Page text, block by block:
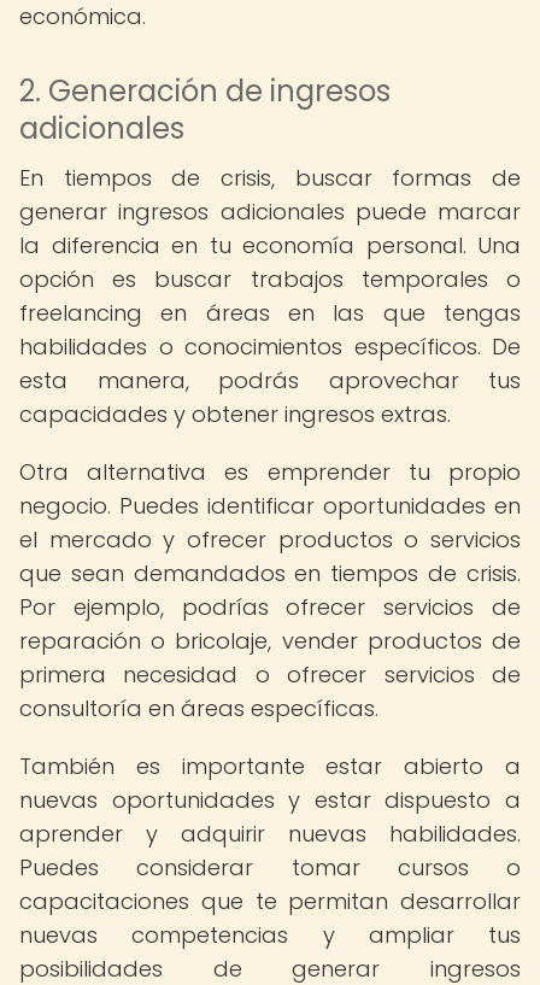
económica.
2. Generación de ingresos
adicionales
En tiempos de crisis, buscar formas de
generar ingresos adicionales puede marcar
la diferencia en tu economía personal. Una
opción es buscar trabajos temporales o
freelancing en áreas en las que tengas
habilidades o conocimientos específicos. De
esta manera, podrás aprovechar tus
capacidades y obtener ingresos extras.
Otra alternativa es emprender tu propio
negocio. Puedes identificar oportunidades en
el mercado y ofrecer productos o servicios
que sean demandados en tiempos de crisis.
Por ejemplo, podrías ofrecer servicios de
reparación o bricolaje, vender productos de
primera necesidad o ofrecer servicios de
consultoría en áreas específicas.
También es importante estar abierto a
nuevas oportunidades y estar dispuesto a
aprender y adquirir nuevas habilidades.
Puedes considerar tomar cursos o
capacitaciones que te permitan desarrollar
nuevas competencias y ampliar tus
posibilidades de generar ingresos